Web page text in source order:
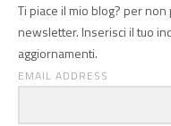
Ti piace il mio blog? per
newsletter. Inserisci il tuo
aggiornamenti.
EMAIL ADDRESS